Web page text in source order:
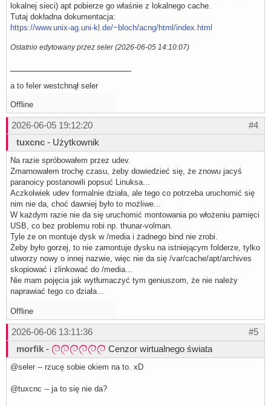
lokalnej sieci) apt pobierze go właśnie z lokalnego cache.
Tutaj dokładna dokumentacja:
https://www.unix-ag.uni-kl.de/~bloch/acng/html/index.html
Ostatnio edytowany przez seler (2026-06-05 14:10:07)
a to feler westchnął seler
Offline
#4
2026-06-05 19:12:20
tuxcnc - Użytkownik
Na razie spróbowałem przez udev.
Zmarnowałem trochę czasu, żeby dowiedzieć się, że znowu jacyś
paranoicy postanowili popsuć Linuksa...
Aczkolwiek udev formalnie działa, ale tego co potrzeba uruchomić się
nim nie da, choć dawniej było to możliwe...
W każdym razie nie da się uruchomić montowania po włożeniu pamięci
USB, co bez problemu robi np. thunar-volman.
Tyle że on montuje dysk w /media i żadnego bind nie zrobi.
Żeby było gorzej, to nie zamontuje dysku na istniejącym folderze, tylko
utworzy nowy o innej nazwie, więc nie da się /var/cache/apt/archives
skopiować i zlinkować do /media...
Nie mam pojęcia jak wytłumaczyć tym geniuszom, że nie należy
naprawiać tego co działa...
Offline
#5
2026-06-06 13:11:36
morfik - Cenzor wirtualnego świata
@seler -- rzucę sobie okiem na to. xD
@tuxcnc -- ja to się nie da?